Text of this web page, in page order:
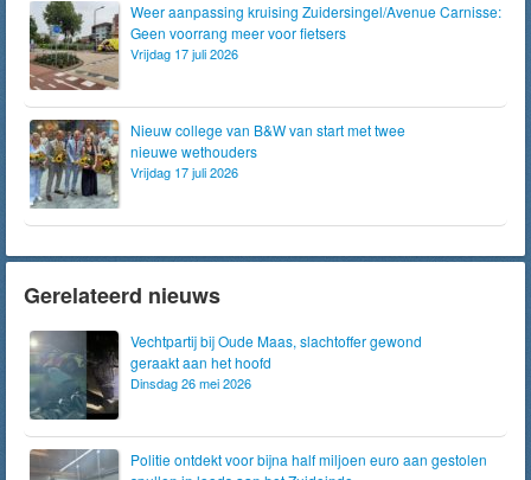
Weer aanpassing kruising Zuidersingel/Avenue Carnisse:
Geen voorrang meer voor fietsers
Vrijdag 17 juli 2026
Nieuw college van B&W van start met twee
nieuwe wethouders
Vrijdag 17 juli 2026
Gerelateerd nieuws
Vechtpartij bij Oude Maas, slachtoffer gewond
geraakt aan het hoofd
Dinsdag 26 mei 2026
Politie ontdekt voor bijna half miljoen euro aan gestolen